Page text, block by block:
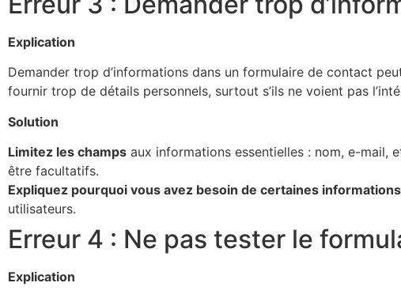
Explication
Demander trop d’informations dans un formulaire de contact
fournir trop de détails personnels, surtout s’ils ne voient pas
Solution
Limitez les champs aux informations essentielles : nom, e-mail,
être facultatifs.
Expliquez pourquoi vous avez besoin de certaines informations
utilisateurs.
Erreur 4 : Ne pas tester le
Explication